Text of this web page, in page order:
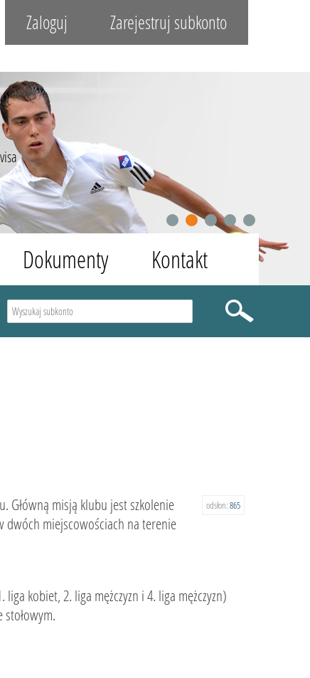
Zaloguj Zarejestruj subkonto
1 2 3 4 5
Dokumenty Kontakt
odsłon:865
Główną misją klubu jest szkolenie
dwóch miejscowościach na terenie
kobiet, 2. liga mężczyzn i 4. liga mężczyzn)